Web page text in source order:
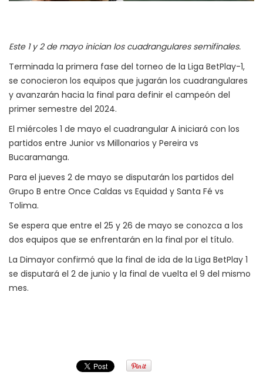
Este 1 y 2 de mayo inician los cuadrangulares semifinales.
Terminada la primera fase del torneo de la Liga BetPlay-1,
se conocieron los equipos que jugarán los cuadrangulares
y avanzarán hacia la final para definir el campeón del
primer semestre del 2024.
El miércoles 1 de mayo el cuadrangular A iniciará con los
partidos entre Junior vs Millonarios y Pereira vs
Bucaramanga.
Para el jueves 2 de mayo se disputarán los partidos del
Grupo B entre Once Caldas vs Equidad y Santa Fé vs
Tolima.
Se espera que entre el 25 y 26 de mayo se conozca a los
dos equipos que se enfrentarán en la final por el título.
La Dimayor confirmó que la final de ida de la Liga BetPlay 1
se disputará el 2 de junio y la final de vuelta el 9 del mismo
mes.